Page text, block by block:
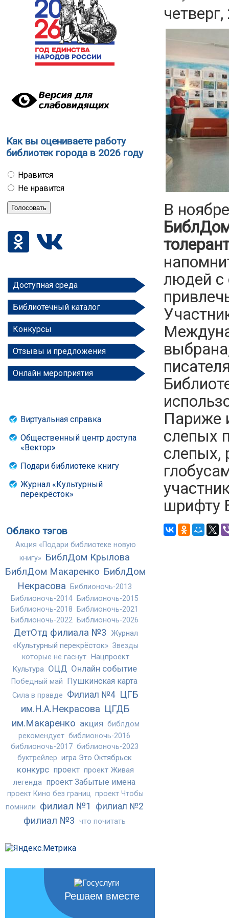
Как вы оцениваете работу
библиотек города в 2026 году
Нравится
Не нравится
Доступная среда
Библиотечный каталог
Конкурсы
Отзывы и предложения
Онлайн мероприятия
Виртуальная справка
Общественный центр доступа
«Вектор»
Подари библиотеке книгу
Журнал «Культурный
перекрёсток»
Облако тэгов
Акция «Подари библиотеке новую
книгу» БиблДом Крылова
БиблДом Макаренко БиблДом
Некрасова
Библионочь-2013
Библионочь-2014
Библионочь-2015
Библионочь-2018
Библионочь-2021
Библионочь-2022
Библионочь-2026
ДетОтд филиала №3
Журнал
«Культурный перекрёсток» Звезды
которые не гаснут Нацпроект
Культура ОЦД Онлайн событие
Победный май Пушкинская карта
Сила в правде Филиал №4 ЦГБ
им.Н.А.Некрасова ЦГДБ
им.Макаренко акция библдом
рекомендует библионочь-2016
библионочь-2017 библионочь-2023
буктрейлер игра Это Октябрьск
конкурс проект проект Живая
легенда проект Забытые имена
проект Кино без границ проект Чтобы
помнили филиал №1 филиал №2
филиал №3 что почитать
Решаем вместе
В
людей с
Париже
слепых
слепых,
шрифту